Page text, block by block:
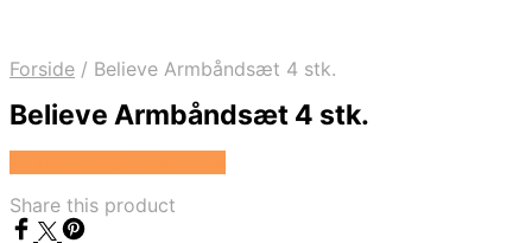
Forside / Believe Armbåndsæt 4 stk.
Believe Armbåndsæt 4 stk.
Share this product